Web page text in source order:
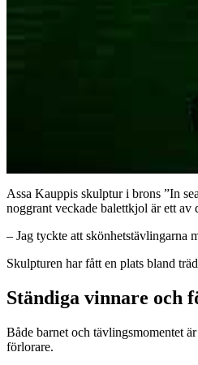
Assa Kauppis skulptur i brons ”In
noggrant veckade balettkjol är ett av
– Jag tyckte att skönhetstävlingarna
Skulpturen har fått en plats bland
Ständiga vinnare och
Både barnet och tävlingsmomentet
förlorare.